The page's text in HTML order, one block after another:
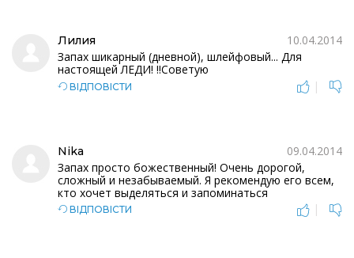
Лилия
10.04.2014
Запах шикарный (дневной), шлейфовый... Для
настоящей ЛЕДИ! !!Советую
ВІДПОВІСТИ |
Nika
09.04.2014
Запах просто божественный! Очень дорогой,
сложный и незабываемый. Я рекомендую его всем,
кто хочет выделяться и запоминаться
ВІДПОВІСТИ |